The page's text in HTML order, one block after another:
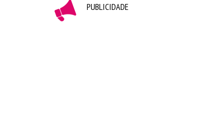
PUBLICIDADE